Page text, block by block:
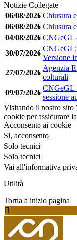
Notizie Collegate
06/08/2026 Chiusura
06/08/2026 Chiusura
04/08/2026 CNGeGL
30/07/2026
CNGeGL:
Versione
27/07/2026
Agenzia
colturali
09/07/2026
CNGeGL
sessione
Visitando il nostro sito
cookie per assicurare
Acconsento ai cookie
Si, acconsento
Solo tecnici
Solo tecnici
Vai all'informativa
Utilità
Torna a inizio pagina